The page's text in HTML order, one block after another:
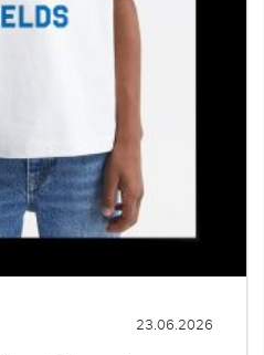
23.06.2026